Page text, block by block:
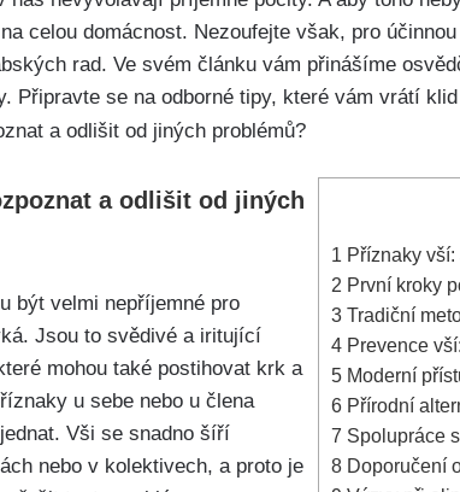
celou domácnost. Nezoufejte však, pro
rad. Ve svém článku vám přinášíme‍
Připravte se‌ na odborné tipy, které vám vrátí
1 Příznaky
2 První kroky
3 Tradiční
4 Prevence‌
5 Moderní
6 Přírodní
7 Spolupráce
8 Doporučení
a odlišit od jiných
být velmi nepříjemné pro
Jsou to svědivé a iritující
mohou také postihovat krk a
u sebe nebo u člena
Vši se snadno šíří
nebo v kolektivech, a proto je⁢